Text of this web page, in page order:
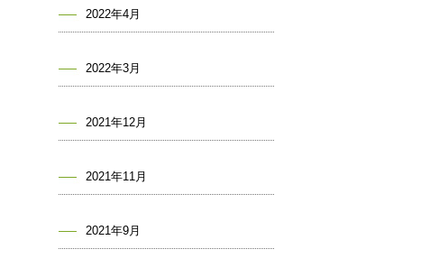
2022年4月
2022年3月
2021年12月
2021年11月
2021年9月